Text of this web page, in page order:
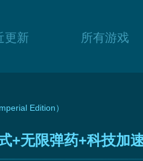
更新 所有游戏
Edition）
+无限弹药+科技加